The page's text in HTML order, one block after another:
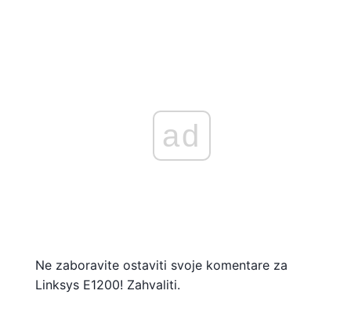
ad
Ne zaboravite ostaviti svoje komentare za
Linksys E1200! Zahvaliti.